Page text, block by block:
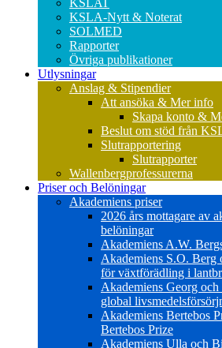
KSLAT
KSLA-Nytt & Noterat
SOLMED
Rapporter
Övriga publikationer
Utlysningar
Anslag & Stipendier
Att ansöka & Mer info
Skapa konto &
Beslut om stöd från
Slutrapportering
Slutrapporter
Wallenbergprofessurerna
Priser och Belöningar
Akademiens priser
2026 års mottagare av
belöningar
Akademiens A.W.
Akademiens S.O. Berg
för växtförädling i
Akademiens Georg
global
Akademiens Bertebos
Bertebos Prize
Akademiens Ulla och